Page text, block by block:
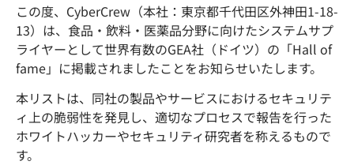
この度、CyberCrew（本社：東京都千代田区外神田1-18-
13）は、食品・飲料・医薬品分野に向けたシステムサプ
ライヤーとして世界有数のGEA社（ドイツ）の「Hall of
fame」に掲載されましたことをお知らせいたします。
本リストは、同社の製品やサービスにおけるセキュリテ
ィ上の脆弱性を発見し、適切なプロセスで報告を行った
ホワイトハッカーやセキュリティ研究者を称えるもので
す。